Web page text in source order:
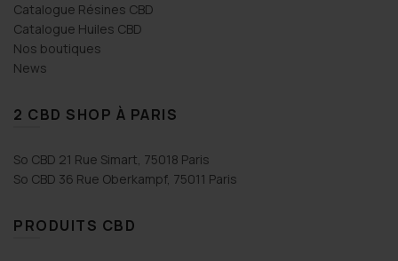
Catalogue Résines CBD
Catalogue Huiles CBD
Nos boutiques
News
2 CBD SHOP À PARIS
So CBD 21 Rue Simart, 75018 Paris
So CBD 36 Rue Oberkampf, 75011 Paris
PRODUITS CBD